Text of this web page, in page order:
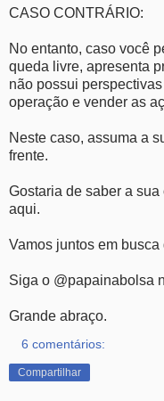
CASO CONTRÁRIO:
No entanto, caso você
queda livre, apresenta
não possui
operação e vender as
Neste caso, assuma a
frente.
Gostaria de saber a
aqui.
Vamos juntos em
Siga o @papainabolsa
Grande abraço.
6 comentários:
Compartilhar